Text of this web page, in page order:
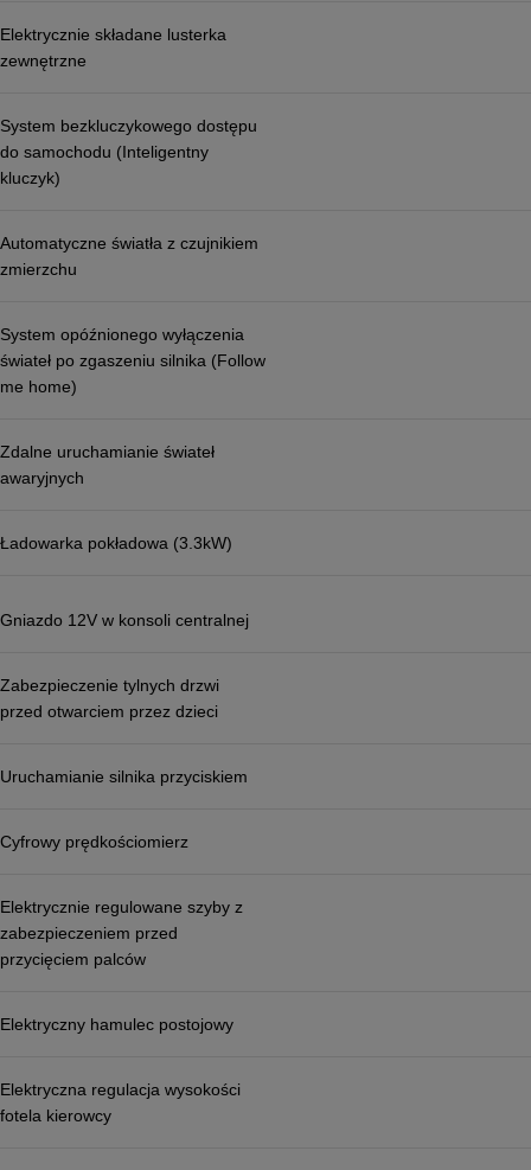
Elektrycznie składane lusterka
zewnętrzne
System bezkluczykowego dostępu
do samochodu (Inteligentny
kluczyk)
Automatyczne światła z czujnikiem
zmierzchu
System opóźnionego wyłączenia
świateł po zgaszeniu silnika (Follow
me home)
Zdalne uruchamianie świateł
awaryjnych
Ładowarka pokładowa (3.3kW)
Gniazdo 12V w konsoli centralnej
Zabezpieczenie tylnych drzwi
przed otwarciem przez dzieci
Uruchamianie silnika przyciskiem
Cyfrowy prędkościomierz
Elektrycznie regulowane szyby z
zabezpieczeniem przed
przycięciem palców
Elektryczny hamulec postojowy
Elektryczna regulacja wysokości
fotela kierowcy